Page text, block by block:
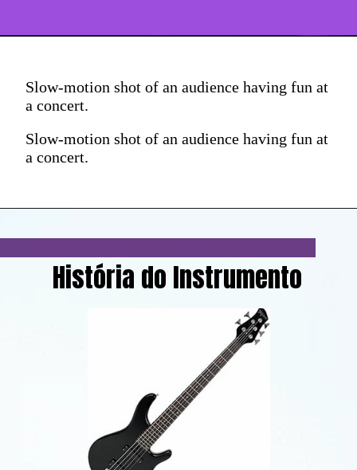
Slow-motion shot of an audience having fun at
a concert.
Slow-motion shot of an audience having fun at
a concert.
História do Instrumento